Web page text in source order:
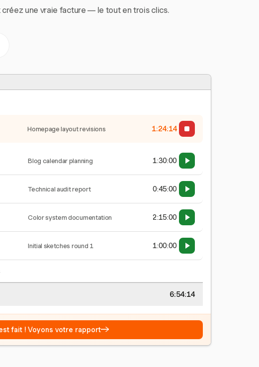
une vraie facture — le tout en trois clics.
Homepage layout revisions 1:24:15
Blog calendar planning 1:30:00
Technical audit report 0:45:00
Color system documentation 2:15:00
Initial sketches round 1 1:00:00
6:54:15
fait ! Voyons votre rapport→